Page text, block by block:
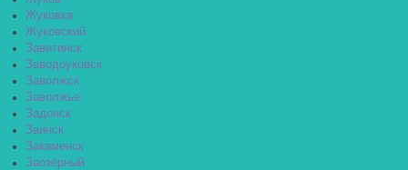
Жуковка
Жуковский
Завитинск
Заводоуковск
Заволжск
Заволжье
Задонск
Заинск
Закаменск
Заозёрный